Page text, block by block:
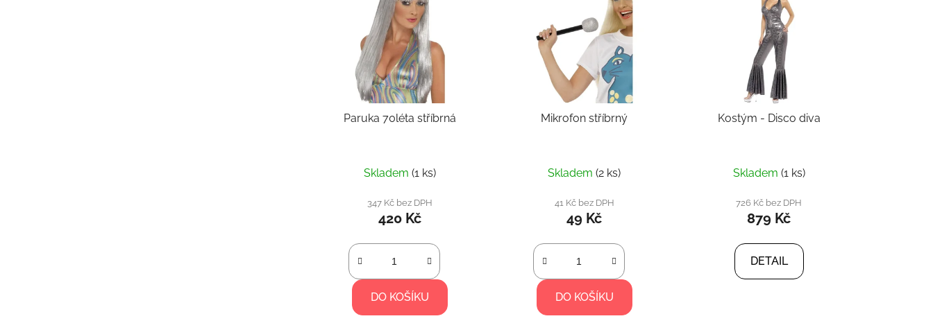
Paruka 70léta stříbrná
Skladem (1 ks)
347 Kč bez DPH
420 Kč
DO KOŠÍKU
Mikrofon stříbrný
Skladem(2 ks)
41 Kč bez DPH
49 Kč
DO KOŠÍKU
Kostým - Disco diva
Skladem (1 ks)
726 Kč bez DPH
879 Kč
DETAIL